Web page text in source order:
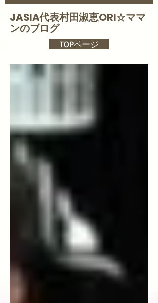
JASIA代表村田淑恵ORI☆ママ
ンのブログ
TOPページ